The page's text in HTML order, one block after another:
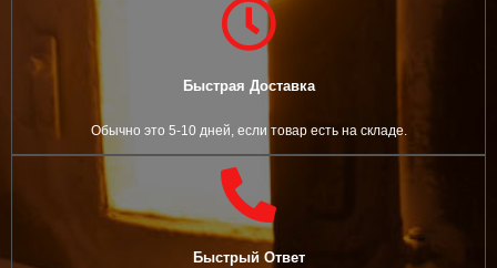
Быстрая Доставка
Обычно это 5-10 дней, если товар есть на складе.
Быстрый Ответ